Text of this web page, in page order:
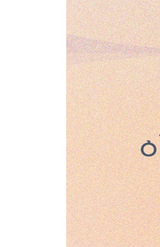
싫으면 끊어내고 만나
| 혼자 애쓰지 마라 |
주